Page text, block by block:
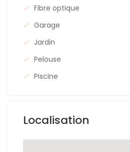
Fibre optique
Garage
Jardin
Pelouse
Piscine
Localisation